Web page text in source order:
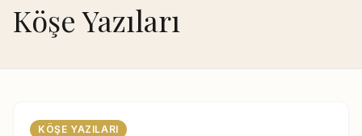
Köşe Yazıları
KÖŞE YAZILARI